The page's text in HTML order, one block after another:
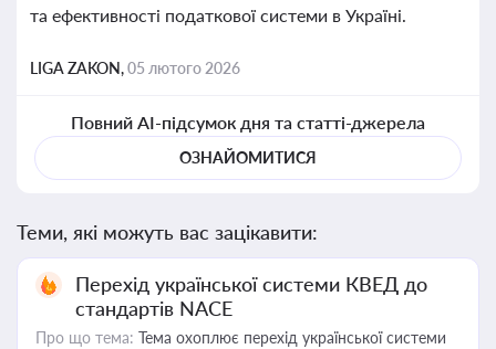
та ефективності податкової системи в Україні.
LIGA ZAKON,05 лютого 2026
Повний AI-підсумок дня та статті-джерела
ОЗНАЙОМИТИСЯ
Теми, які можуть вас зацікавити:
Перехід української системи КВЕД до
стандартів NACE
Про що тема: Тема охоплює перехід української системи